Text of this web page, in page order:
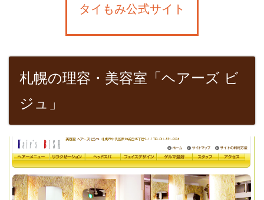
タイもみ公式サイト
札幌の理容・美容室「ヘアーズ ビ
ジュ」